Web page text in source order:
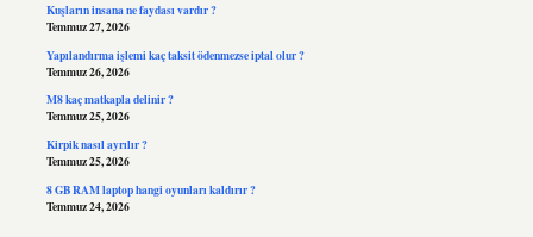
Kuşların insana ne faydası vardır ?
Temmuz 27, 2026
Yapılandırma işlemi kaç taksit ödenmezse iptal olur ?
Temmuz 26, 2026
M8 kaç matkapla delinir ?
Temmuz 25, 2026
Kirpik nasıl ayrılır ?
Temmuz 25, 2026
8 GB RAM laptop hangi oyunları kaldırır ?
Temmuz 24, 2026